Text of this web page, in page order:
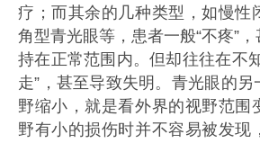
疗；而其余的几种类型，如慢性
角型青光眼等，患者一般“不疼”
持在正常范围内。但却往往在不
走”，甚至导致失明。青光眼的
野缩小，就是看外界的视野范围
野有小的损伤时并不容易被发现